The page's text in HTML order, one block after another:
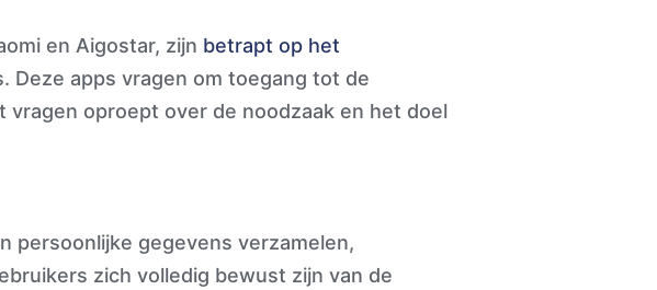
en Aigostar, zijn betrapt op het
Deze apps vragen om toegang tot de
oproept over de noodzaak en het doel
persoonlijke gegevens verzamelen,
zich volledig bewust zijn van de